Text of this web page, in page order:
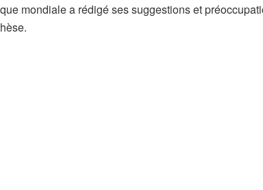
mondiale a rédigé ses suggestions et